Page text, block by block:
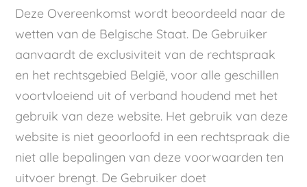
Deze Overeenkomst wordt beoordeeld naar de
wetten van de Belgische Staat. De Gebruiker
aanvaardt de exclusiviteit van de rechtspraak
en het rechtsgebied België, voor alle geschillen
voortvloeiend uit of verband houdend met het
gebruik van deze website. Het gebruik van deze
website is niet geoorloofd in een rechtspraak die
niet alle bepalingen van deze voorwaarden ten
uitvoer brengt. De Gebruiker doet